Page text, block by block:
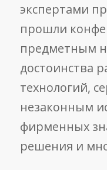
экспертами
прошли
предметным
достоинства
технологий,
незаконным
фирменных
решения и